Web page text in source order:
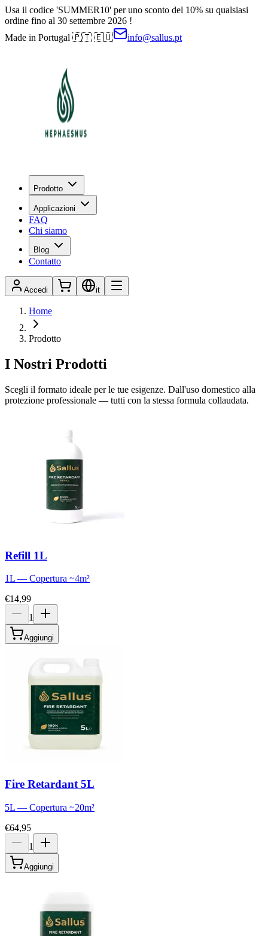
Usa il codice 'SUMMER10' per uno sconto del 10% su qualsiasi
ordine fino al 30 settembre 2026 !
Made in Portugal 🇵🇹 🇪🇺
info@sallus.pt
Prodotto
Applicazioni
FAQ
Chi siamo
Blog
Contatto
Accedi it
Home
Prodotto
I Nostri Prodotti
Scegli il formato ideale per le tue esigenze. Dall'uso domestico alla
protezione professionale — tutti con la stessa formula collaudata.
Refill 1L
1L — Copertura ~4m²
€14,99
1
Aggiungi
Fire Retardant 5L
5L — Copertura ~20m²
€64,95
1
Aggiungi